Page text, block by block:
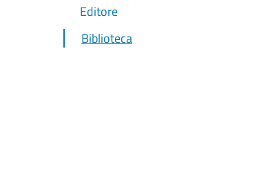
Editore
Biblioteca